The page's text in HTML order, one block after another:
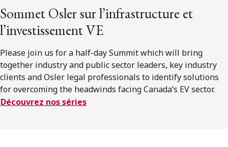
Sommet Osler sur l’infrastructure et
l’investissement VE
Please join us for a half-day Summit which will bring
together industry and public sector leaders, key industry
clients and Osler legal professionals to identify solutions
for overcoming the headwinds facing Canada’s EV sector.
Découvrez nos séries